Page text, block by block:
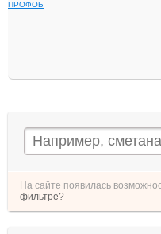
ПРОФОБ
На сайте появилась
фильтре?